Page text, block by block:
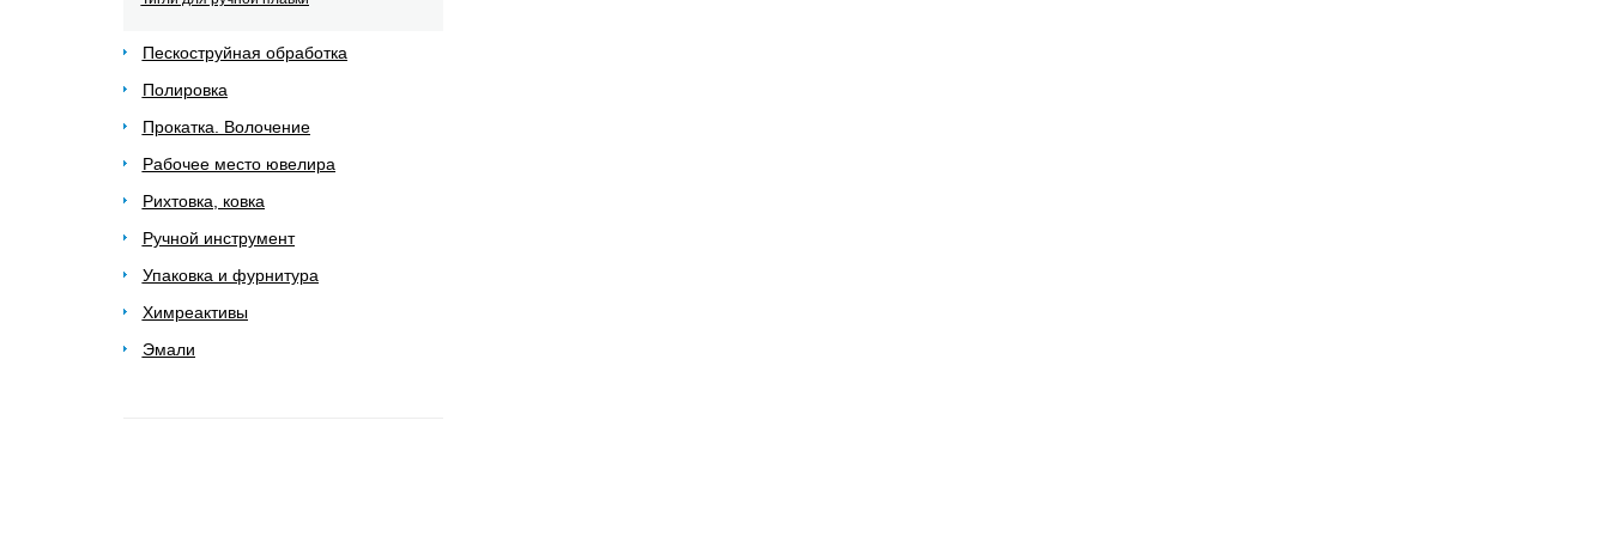
Пескоструйная обработка
Полировка
Прокатка. Волочение
Рабочее место ювелира
Рихтовка, ковка
Ручной инструмент
Упаковка и фурнитура
Химреактивы
Эмали